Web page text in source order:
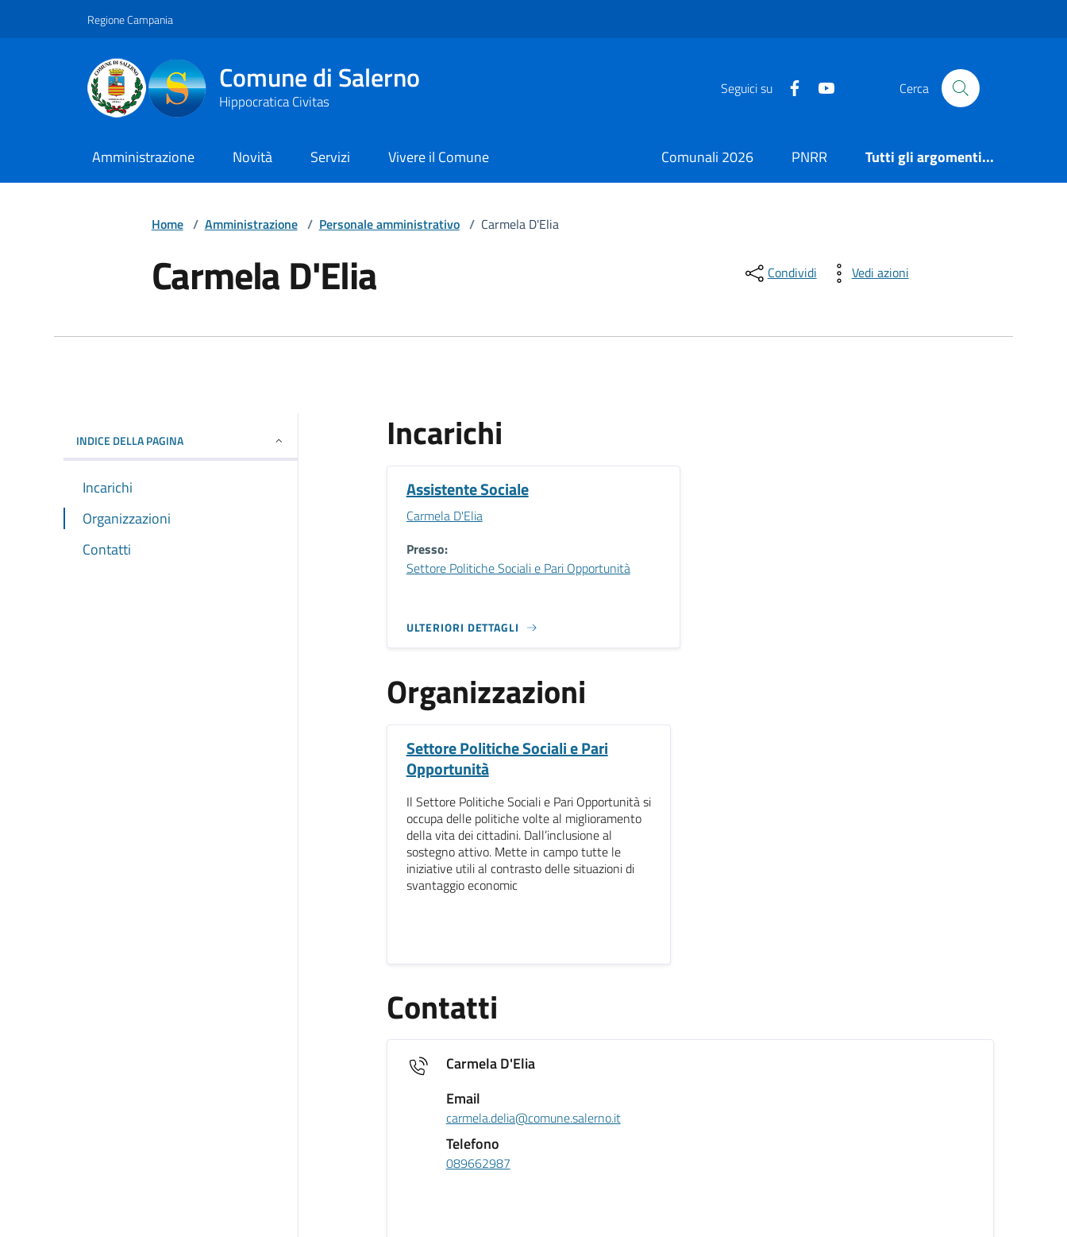
Regione Campania
Comune di Salerno
Hippocratica Civitas
Seguici su https://it-it.facebook.com/ComuneSalerno
https://www.youtube.com/user/
Cerca
Amministrazione Novità Servizi Vivere il Comune Comunali 2026 PNRR Tutti gli argomenti...
Home / Amministrazione / Personale amministrativo / Carmela D'Elia
Carmela D'Elia Condividi Vedi azioni
INDICE DELLA PAGINA
Incarichi
Organizzazioni
Contatti
Incarichi
Assistente Sociale
Carmela D'Elia
Presso:
Settore Politiche Sociali e Pari Opportunità
ULTERIORI DETTAGLI
Organizzazioni
Settore Politiche Sociali e Pari
Opportunità
Il Settore Politiche Sociali e Pari Opportunità si
occupa delle politiche volte al miglioramento
della vita dei cittadini. Dall’inclusione al
sostegno attivo. Mette in campo tutte le
iniziative utili al contrasto delle situazioni di
svantaggio economic
Contatti
Carmela D'Elia
Email
carmela.delia@comune.salerno.it
Telefono
089662987